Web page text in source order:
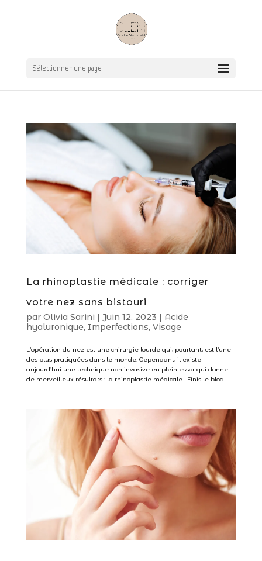
Sélectionner une page
La rhinoplastie médicale : corriger
votre nez sans bistouri
par Olivia Sarini | Juin 12, 2023 | Acide
hyaluronique, Imperfections, Visage
L’opération du nez est une chirurgie lourde qui, pourtant, est l’une
des plus pratiquées dans le monde. Cependant, il existe
aujourd’hui une technique non invasive en plein essor qui donne
de merveilleux résultats : la rhinoplastie médicale. Finis le bloc...